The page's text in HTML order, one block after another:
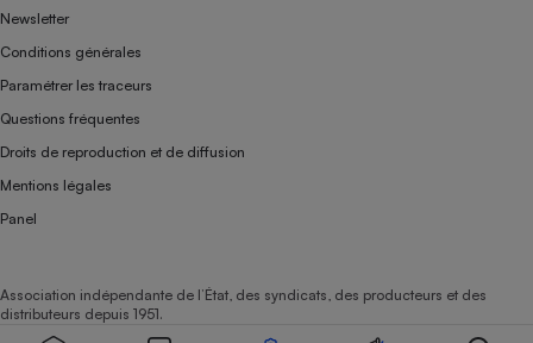
Newsletter
Conditions générales
Paramétrer les traceurs
Questions fréquentes
Droits de reproduction et de diffusion
Mentions légales
Panel
Association indépendante de l’État, des syndicats, des producteurs et des
distributeurs depuis 1951.